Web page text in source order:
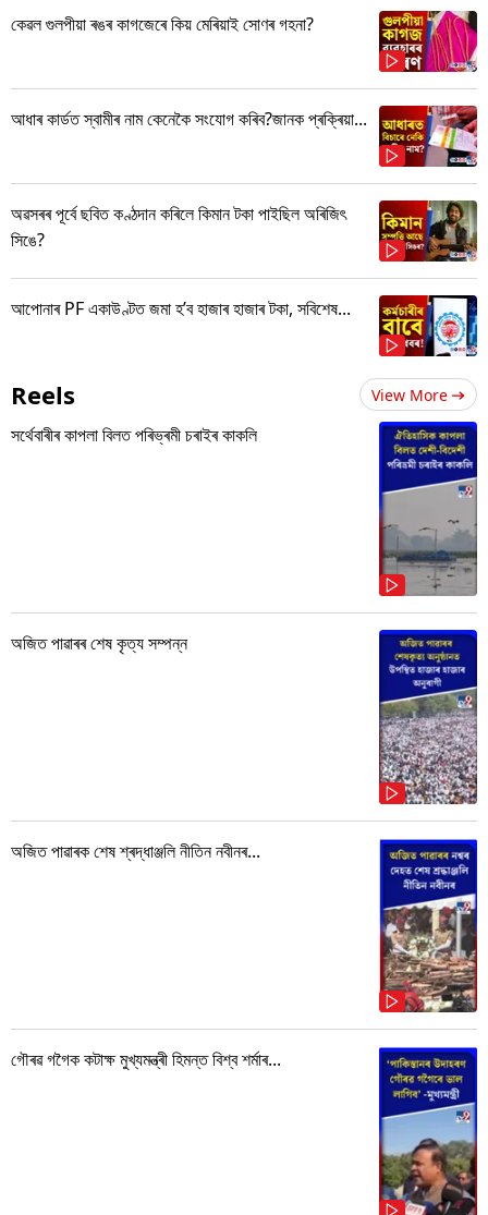
কেৱল গুলপীয়া ৰঙৰ কাগজেৰে কিয় মেৰিয়াই সোণৰ গহনা?
আধাৰ কাৰ্ডত স্বামীৰ নাম কেনেকৈ সংযোগ কৰিব?জানক প্ৰক্ৰিয়া...
অৱসৰৰ পূৰ্বে ছবিত কণ্ঠদান কৰিলে কিমান টকা পাইছিল অৰিজিৎ
সিঙে?
আপোনাৰ PF একাউণ্টত জমা হ’ব হাজাৰ হাজাৰ টকা, সবিশেষ...
Reels View More
সৰ্থেবাৰীৰ কাপলা বিলত পৰিভ্ৰমী চৰাইৰ কাকলি
অজিত পাৱাৰৰ শেষ কৃত্য সম্পন্ন
অজিত পাৱাৰক শেষ শ্ৰদ্ধাঞ্জলি নীতিন নবীনৰ...
গৌৰৱ গগৈক কটাক্ষ মুখ্যমন্ত্ৰী হিমন্ত বিশ্ব শৰ্মাৰ...